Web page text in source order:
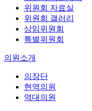
위원회 자료실
위원회 갤러리
상임위원회
특별위원회
의원소개
의장단
현역의원
역대의원